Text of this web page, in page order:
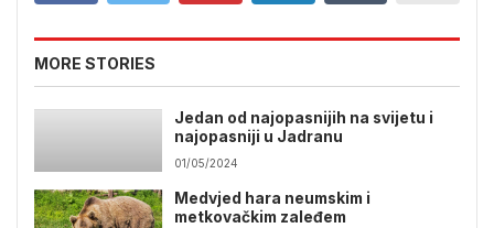
MORE STORIES
Jedan od najopasnijih na svijetu i
najopasniji u Jadranu
01/05/2024
Medvjed hara neumskim i
metkovačkim zaleđem